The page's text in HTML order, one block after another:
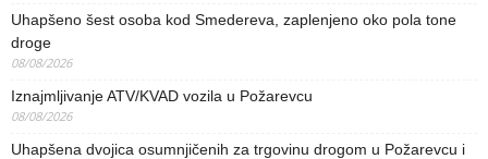
Uhapšeno šest osoba kod Smedereva, zaplenjeno oko pola tone
droge
08/08/2026
Iznajmljivanje ATV/KVAD vozila u Požarevcu
08/08/2026
Uhapšena dvojica osumnjičenih za trgovinu drogom u Požarevcu i